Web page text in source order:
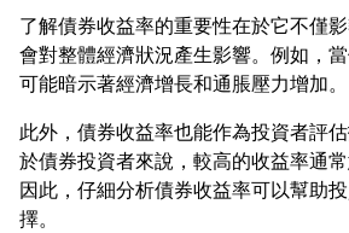
了解債券收益率的重要性在於它不僅
會對整體經濟狀況產生影響。例如，
此外，債券收益率也能作為投資者評
於債券投資者來說，較高的收益率通常
因此，仔細分析債券收益率可以幫助